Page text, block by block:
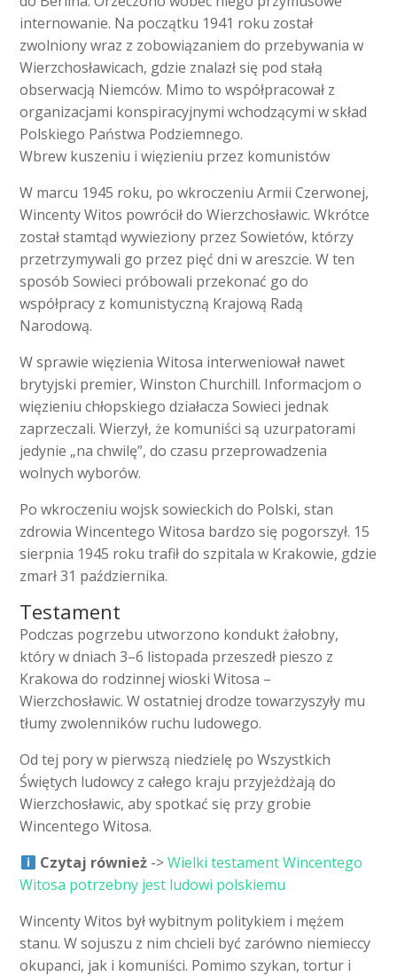
internowanie. Na początku 1941 roku został
zwolniony wraz z zobowiązaniem do przebywania w
Wierzchosławicach, gdzie znalazł się pod stałą
obserwacją Niemców. Mimo to współpracował z
organizacjami konspiracyjnymi wchodzącymi w skład
Polskiego Państwa Podziemnego.
Wbrew kuszeniu i więzieniu przez komunistów
W marcu 1945 roku, po wkroczeniu Armii Czerwonej,
Wincenty Witos powrócił do Wierzchosławic. Wkrótce
został stamtąd wywieziony przez Sowietów, którzy
przetrzymywali go przez pięć dni w areszcie. W ten
sposób Sowieci próbowali przekonać go do
współpracy z komunistyczną Krajową Radą
Narodową.
W sprawie więzienia Witosa interweniował nawet
brytyjski premier, Winston Churchill. Informacjom o
więzieniu chłopskiego działacza Sowieci jednak
zaprzeczali. Wierzył, że komuniści są uzurpatorami
jedynie „na chwilę”, do czasu przeprowadzenia
wolnych wyborów.
Po wkroczeniu wojsk sowieckich do Polski, stan
zdrowia Wincentego Witosa bardzo się pogorszył. 15
sierpnia 1945 roku trafił do szpitala w Krakowie, gdzie
zmarł 31 października.
Testament
Podczas pogrzebu utworzono kondukt żałobny,
który w dniach 3–6 listopada przeszedł pieszo z
Krakowa do rodzinnej wioski Witosa –
Wierzchosławic. W ostatniej drodze towarzyszyły mu
tłumy zwolenników ruchu ludowego.
Od tej pory w pierwszą niedzielę po Wszystkich
Świętych ludowcy z całego kraju przyjeżdżają do
Wierzchosławic, aby spotkać się przy grobie
Wincentego Witosa.
Czytaj również->Wielki testament Wincentego
Witosa potrzebny jest ludowi polskiemu
Wincenty Witos był wybitnym politykiem i mężem
stanu. W sojuszu z nim chcieli być zarówno niemieccy
okupanci, jak i komuniści. Pomimo szykan, tortur i